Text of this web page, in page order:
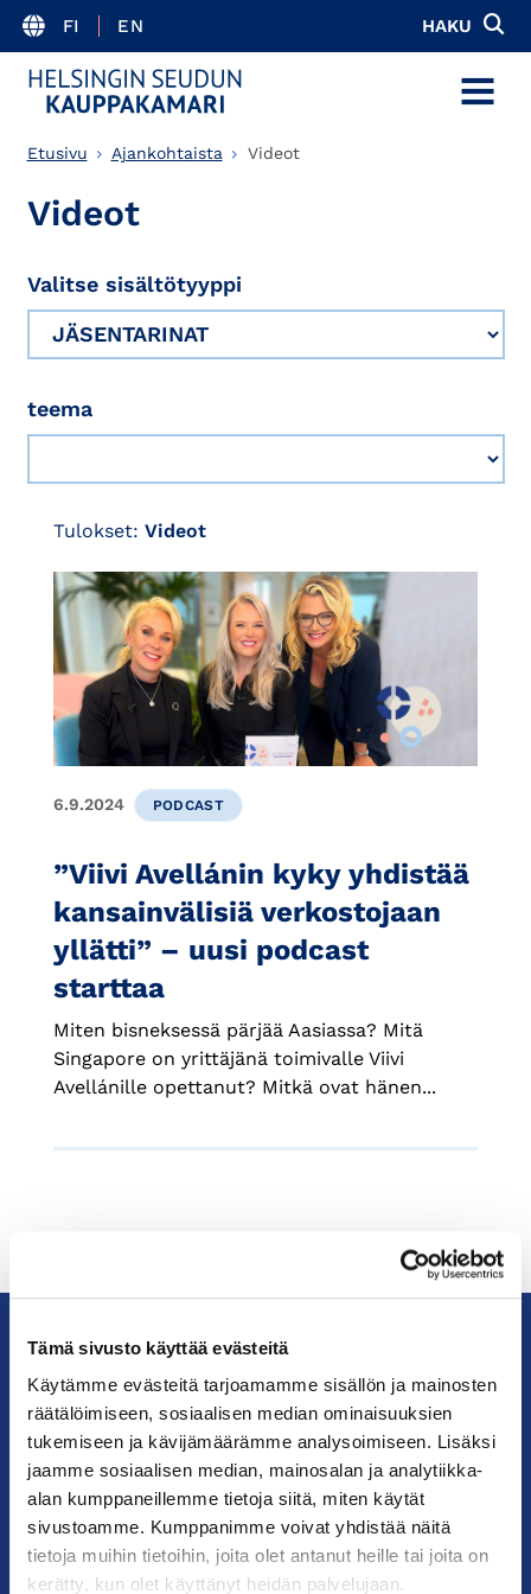
Tämä sivusto käyttää evästeitä
Käytämme evästeitä tarjoamamme sisällön ja mainosten
räätälöimiseen, sosiaalisen median ominaisuuksien
tukemiseen ja kävijämäärämme analysoimiseen. Lisäksi
jaamme sosiaalisen median, mainosalan ja analytiikka-
alan kumppaneillemme tietoja siitä, miten käytät
sivustoamme. Kumppanimme voivat yhdistää näitä
tietoja muihin tietoihin, joita olet antanut heille tai joita on
kerätty, kun olet käyttänyt heidän palvelujaan.
FI EN HAKU
MENU
Etusivu Ajankohtaista Videot
Videot
Valitse sisältötyyppi
teema
Tulokset: Videot
6.9.2024 PODCAST
”Viivi Avellánin kyky yhdistää
kansainvälisiä verkostojaan
yllätti” – uusi podcast
starttaa
Miten bisneksessä pärjää Aasiassa? Mitä
Singapore on yrittäjänä toimivalle Viivi
Avellánille opettanut? Mitkä ovat hänen...
KauppakamariHelsingin
seudun
kauppakamari
YHTEYSTIEDOT
Helsingin toimisto